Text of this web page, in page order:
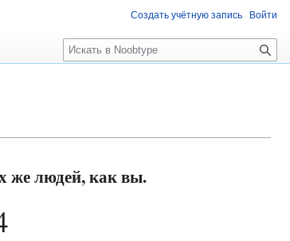
же людей, как вы.
Создать учётную запись Войти
П
о